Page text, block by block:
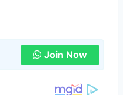
Join Now